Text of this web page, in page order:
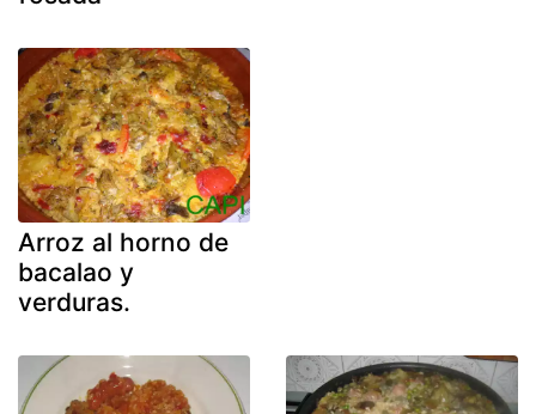
Arroz al horno de
bacalao y
verduras.